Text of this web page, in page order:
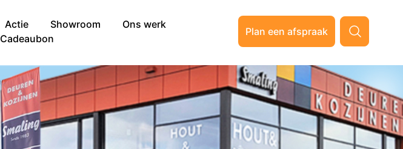
Actie Showroom
Ons werk
Cadeaubon
Plan een afspraak